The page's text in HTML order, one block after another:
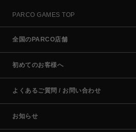
PARCO GAMES TOP
全国のPARCO店舗
初めてのお客様へ
よくあるご質問 / お問い合わせ
お知らせ